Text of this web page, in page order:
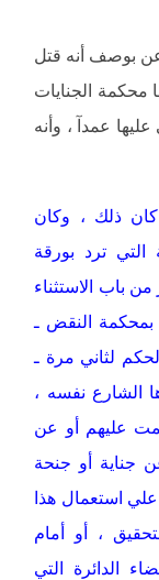
بوصف أنه قتل
محكمة الجنايات
عمدآ ، وأنه
كان ذلك ، وكان
التي ترد بورقة
من باب الاستثناء
بمحكمة النقض ـ
لثاني مرة ـ
الشارع نفسه ،
عليهم أو عن
جناية أو جنحة
علي استعمال هذا
، أو أمام
الدائرة التي